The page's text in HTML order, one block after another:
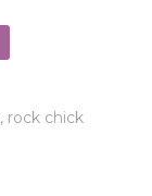
, rock chick